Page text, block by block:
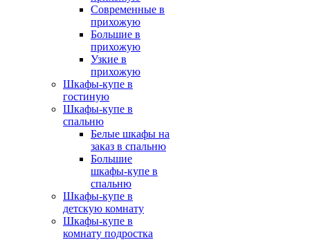
Современные в
прихожую
Большие в
прихожую
Узкие в
прихожую
Шкафы-купе в
гостиную
Шкафы-купе в
спальню
Белые шкафы на
заказ в спальню
Большие
шкафы-купе в
спальню
Шкафы-купе в
детскую комнату
Шкафы-купе в
комнату подростка